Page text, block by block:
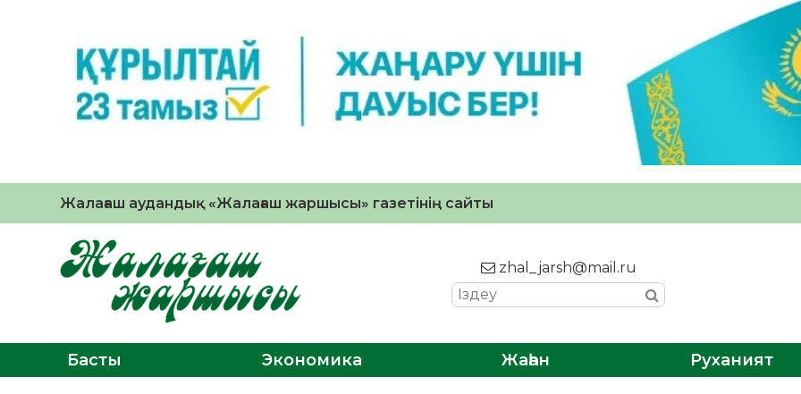
Жалағаш аудандық «Жалағаш жаршысы» газетінің сайты
zhal_jarsh@mail.ru
Басты Экономика Жаһан Руханият